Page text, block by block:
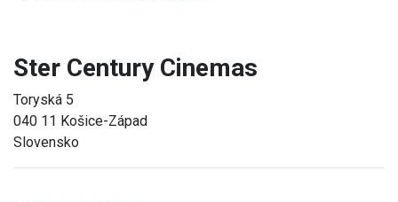
Ster Century Cinemas
Toryská 5
040 11 Košice-Západ
Slovensko